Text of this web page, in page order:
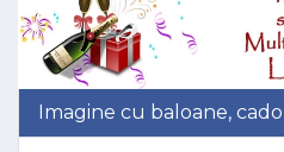
Imagine cu baloane,